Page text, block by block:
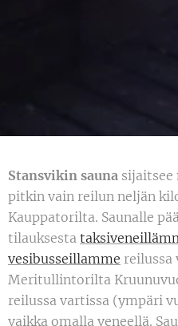
Stansvikin sauna sijaitsee
pitkin vain reilun neljän
Kauppatorilta. Saunalle
tilauksesta
vesibusseillamme reilussa
Meritullintorilta
reilussa vartissa (ympäri
vaikka omalla veneellä.